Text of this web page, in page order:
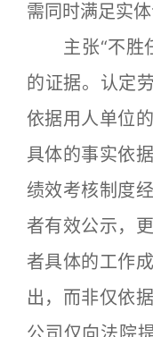
需同时满足实
主张“不胜任
的证据。认定
依据用人单位
具体的事实依
绩效考核制度
者有效公示，
者具体的工作
出，而非仅依